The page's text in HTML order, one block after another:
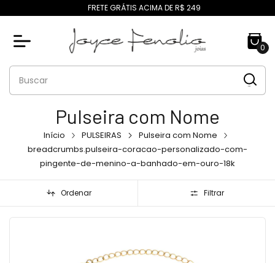
FRETE GRÁTIS ACIMA DE R$ 249
0
Pulseira com Nome
Início PULSEIRAS
Pulseira com Nome
breadcrumbs.pulseira-coracao-personalizado-com-
pingente-de-menino-a-banhado-em-ouro-18k
Ordenar Filtrar